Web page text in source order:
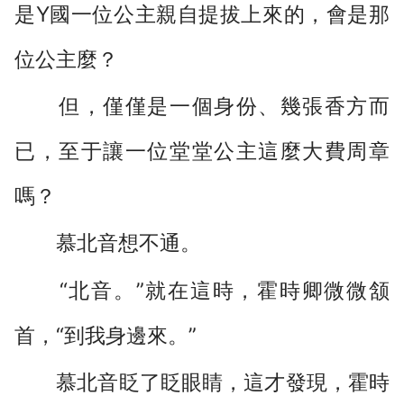
是Y國一位公主親自提拔上來的，會是那
位公主麼？
但，僅僅是一個身份、幾張香方而
已，至于讓一位堂堂公主這麼大費周章
嗎？
慕北音想不通。
“北音。”就在這時，霍時卿微微颔
首，“到我身邊來。”
慕北音眨了眨眼睛，這才發現，霍時